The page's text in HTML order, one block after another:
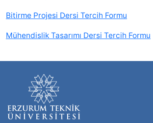
Bitirme Projesi Dersi Tercih Formu
Mühendislik Tasarımı Dersi Tercih Formu